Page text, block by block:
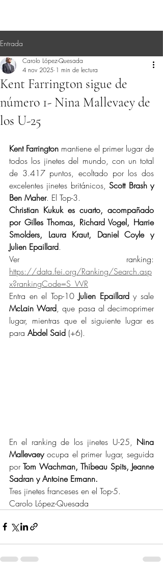
Entrada
Kent Farrington sigue de
número 1- Nina Mallevaey de
los U-25
Carolo López-Quesada
4 nov 2025 1 min de lectura
Kent Farrington mantiene el primer lugar de
todos los jinetes del mundo, con un total
de 3.417 puntos, ecoltado por los dos
excelentes jinetes británicos, Scott Brash y
Ben Maher. El Top-3.
Christian Kukuk es cuarto, acompañado
por Gilles Thomas, Richard Vogel, Harrie
Smolders, Laura Kraut, Daniel Coyle y
Julien Epaillard.
https://data.fei.org/Ranking/Search.asp
x?rankingCode=S_WR
Entra en el Top-10 Julien Epaillard
McLain Ward, que pasa al decimoprimer
lugar, mientras que el siguiente lugar es
para Abdel Said (+6).
En el ranking de los jinetes U-25, Nina
Mallevaey ocupa el primer lugar, seguida
por Tom Wachman, Thibeau Spits, Jeanne
Sadran y Antoine Ermann.
Tres jinetes franceses en el Top-5.
Carolo López-Quesada